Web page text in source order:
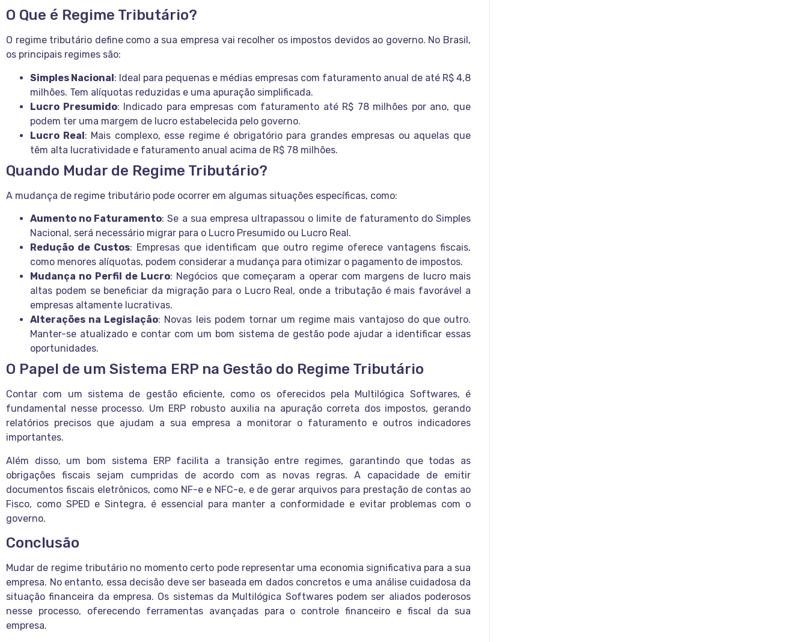
O Que é Regime Tributário?
O regime tributário define como a sua empresa vai recolher os impostos devidos ao governo. No Brasil,
os principais regimes são:
Simples Nacional: Ideal para pequenas e médias empresas com faturamento anual de até R$ 4,8
milhões. Tem alíquotas reduzidas e uma apuração simplificada.
Lucro Presumido: Indicado para empresas com faturamento até R$ 78 milhões por ano, que
podem ter uma margem de lucro estabelecida pelo governo.
Lucro Real: Mais complexo, esse regime é obrigatório para grandes empresas ou aquelas que
têm alta lucratividade e faturamento anual acima de R$ 78 milhões.
Quando Mudar de Regime Tributário?
A mudança de regime tributário pode ocorrer em algumas situações específicas, como:
Aumento no Faturamento: Se a sua empresa ultrapassou o limite de faturamento do Simples
Nacional, será necessário migrar para o Lucro Presumido ou Lucro Real.
Redução de Custos: Empresas que identificam que outro regime oferece vantagens fiscais,
como menores alíquotas, podem considerar a mudança para otimizar o pagamento de impostos.
Mudança no Perfil de Lucro: Negócios que começaram a operar com margens de lucro mais
altas podem se beneficiar da migração para o Lucro Real, onde a tributação é mais favorável a
empresas altamente lucrativas.
Alterações na Legislação: Novas leis podem tornar um regime mais vantajoso do que outro.
Manter-se atualizado e contar com um bom sistema de gestão pode ajudar a identificar essas
oportunidades.
O Papel de um Sistema ERP na Gestão do Regime Tributário
Contar com um sistema de gestão eficiente, como os oferecidos pela Multilógica Softwares, é
fundamental nesse processo. Um ERP robusto auxilia na apuração correta dos impostos, gerando
relatórios precisos que ajudam a sua empresa a monitorar o faturamento e outros indicadores
importantes.
Além disso, um bom sistema ERP facilita a transição entre regimes, garantindo que todas as
obrigações fiscais sejam cumpridas de acordo com as novas regras. A capacidade de emitir
documentos fiscais eletrônicos, como NF-e e NFC-e, e de gerar arquivos para prestação de contas ao
Fisco, como SPED e Sintegra, é essencial para manter a conformidade e evitar problemas com o
governo.
Conclusão
Mudar de regime tributário no momento certo pode representar uma economia significativa para a sua
empresa. No entanto, essa decisão deve ser baseada em dados concretos e uma análise cuidadosa da
situação financeira da empresa. Os sistemas da Multilógica Softwares podem ser aliados poderosos
nesse processo, oferecendo ferramentas avançadas para o controle financeiro e fiscal da sua
empresa.